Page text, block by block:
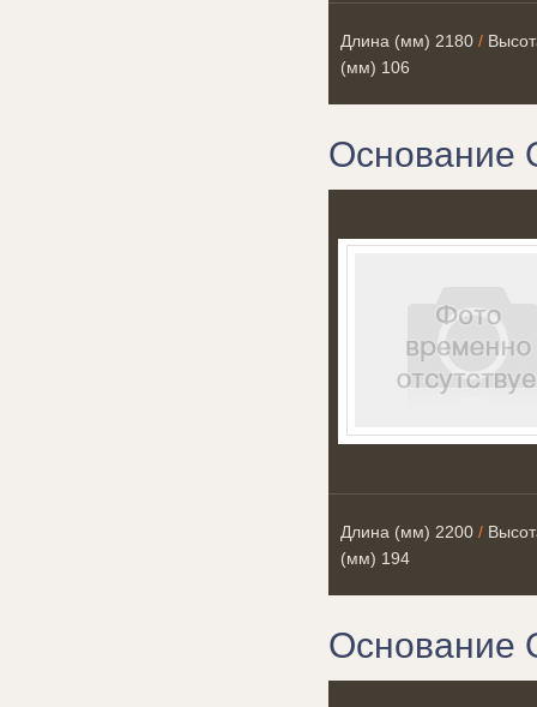
Длина (мм) 2180 /
(мм) 106
Основание
Длина (мм) 2200 /
(мм) 194
Основание